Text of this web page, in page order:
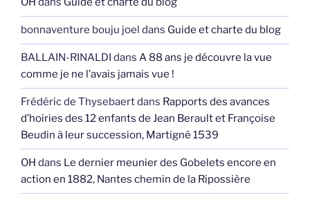
bonnaventure bouju joel dans Guide et charte du blog
BALLAIN-RINALDI dans A 88 ans je découvre la vue
comme je ne l’avais jamais vue !
Frédéric de Thysebaertdans Rapports des avances
d’hoiries des 12 enfants de Jean Berault et Françoise
Beudin à leur succession, Martigné 1539
OH dans Le dernier meunier des Gobelets encore en
action en 1882, Nantes chemin de la Ripossière